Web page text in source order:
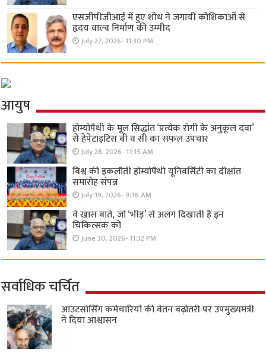
एसजीपीजीआई में हुए शोध ने जगायी कोशिकाओं से
हृदय वाल्व निर्माण की उम्मीद
July 27, 2026- 11:30 PM
आयुष
होम्योपैथी के मूल सिद्धांत ‘प्रत्येक रोगी केे अनुकूल दवा’
से हेपेटाइटिस बी व सी का सफल उपचार
July 28, 2026- 11:15 AM
विश्व की इकलौती होम्योपैथी यूनिवर्सिटी का दीक्षांत
समारोह संपन्न
July 19, 2026- 9:36 AM
वे खास बातें, जो ‘भीड़’ से अलग दिखाती हैं इन
चिकित्सक को
June 30, 2026- 11:32 PM
सर्वाधिक चर्चित
आउटसोर्सिंग कर्मचारियों की वेतन बढ़ोतरी पर उपमुख्यमंत्री
ने दिया आश्वासन